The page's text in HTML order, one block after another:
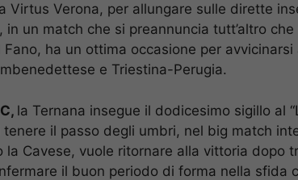
Virtus Verona, per allungare sulle dirette
in un match che si preannuncia tutt’altro
Fano, ha un ottima occasione per
e Triestina-Perugia.
la Ternana insegue il dodicesimo sigillo al
il passo degli umbri, nel big match
la Cavese, vuole ritornare alla vittoria dopo
il buon periodo di forma nella sfida